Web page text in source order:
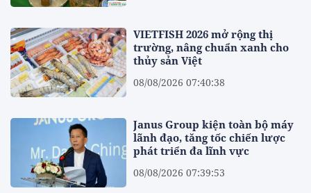
VIETFISH 2026 mở rộng thị
trường, nâng chuẩn xanh cho
thủy sản Việt
08/08/2026 07:40:38
Janus Group kiện toàn bộ máy
lãnh đạo, tăng tốc chiến lược
phát triển đa lĩnh vực
08/08/2026 07:39:53